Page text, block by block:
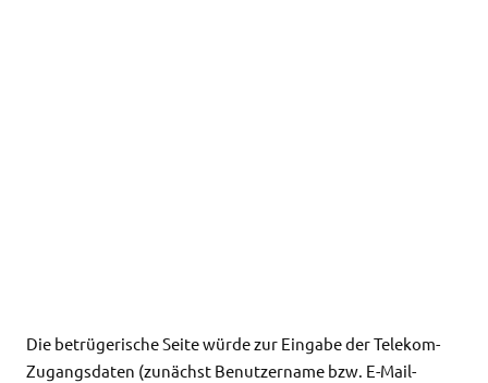
Die betrügerische Seite würde zur Eingabe der Telekom-
Zugangsdaten (zunächst Benutzername bzw. E-Mail-